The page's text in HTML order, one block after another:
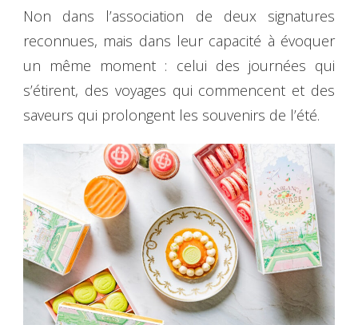
Non dans l’association de deux signatures
reconnues, mais dans leur capacité à évoquer
un même moment : celui des journées qui
s’étirent, des voyages qui commencent et des
saveurs qui prolongent les souvenirs de l’été.